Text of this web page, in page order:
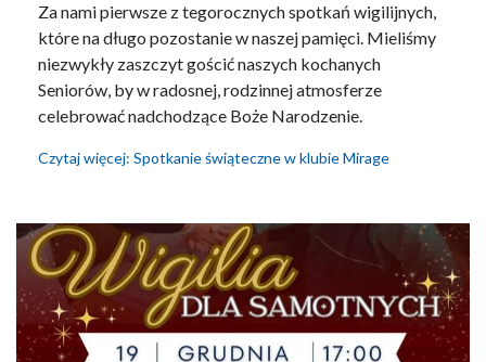
Za nami pierwsze z tegorocznych spotkań wigilijnych,
które na długo pozostanie w naszej pamięci. Mieliśmy
niezwykły zaszczyt gościć naszych kochanych
Seniorów, by w radosnej, rodzinnej atmosferze
celebrować nadchodzące Boże Narodzenie.
Czytaj więcej: Spotkanie świąteczne w klubie Mirage